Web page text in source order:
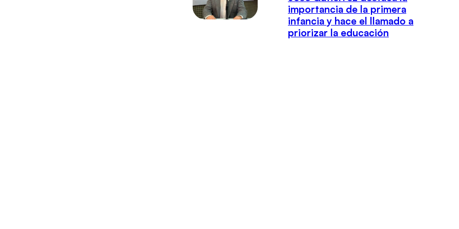
importancia de la primera
infancia y hace el llamado a
priorizar la educación